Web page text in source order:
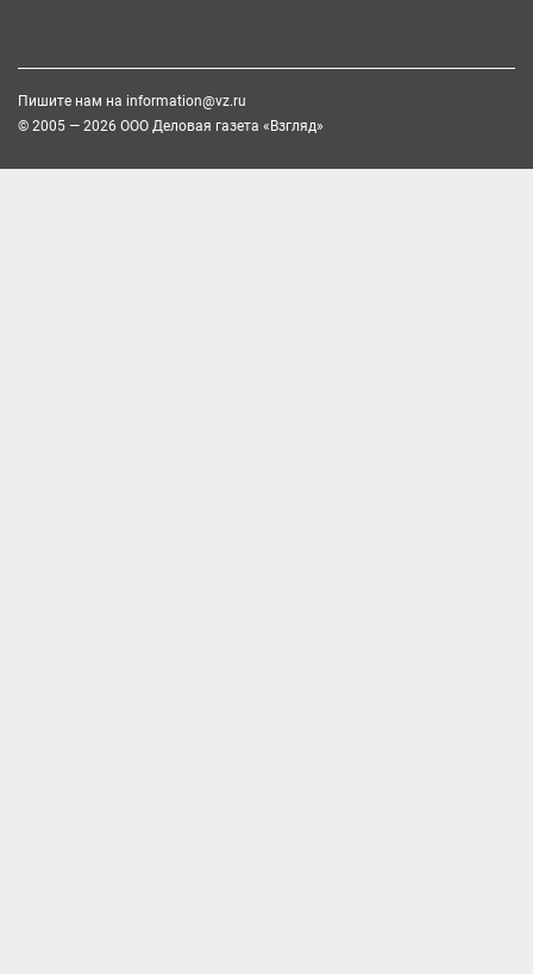
Пишите нам на information@vz.ru
© 2005 — 2026 ООО Деловая газета «Взгляд»